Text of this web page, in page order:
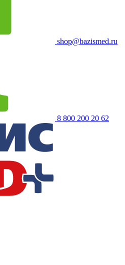
shop@bazismed.ru
8 800 200 20 62